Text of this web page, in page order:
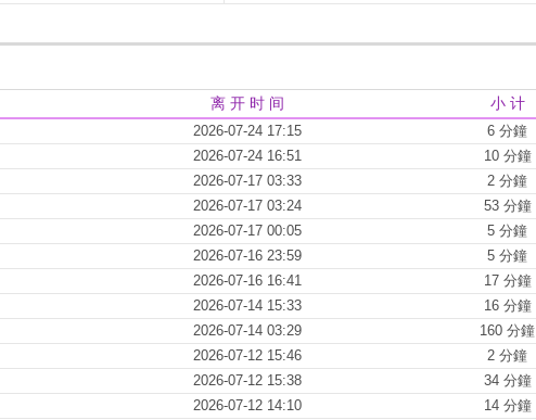
离 开 时 间 小 计
2026-07-24 17:15
6 分鐘
2026-07-24 16:51
10 分鐘
2026-07-17 03:33
2 分鐘
2026-07-17 03:24
53 分鐘
2026-07-17 00:05
5 分鐘
2026-07-16 23:59
5 分鐘
2026-07-16 16:41
17 分鐘
2026-07-14 15:33
16 分鐘
2026-07-14 03:29
160 分鐘
2026-07-12 15:46
2 分鐘
2026-07-12 15:38
34 分鐘
2026-07-12 14:10 14 分鐘